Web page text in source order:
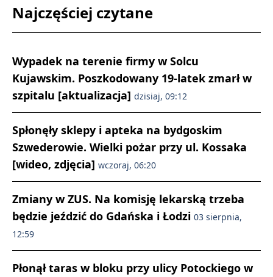
Najczęściej czytane
Wypadek na terenie firmy w Solcu
Kujawskim. Poszkodowany 19-latek zmarł w
szpitalu [aktualizacja] dzisiaj, 09:12
Spłonęły sklepy i apteka na bydgoskim
Szwederowie. Wielki pożar przy ul. Kossaka
[wideo, zdjęcia] wczoraj, 06:20
Zmiany w ZUS. Na komisję lekarską trzeba
będzie jeździć do Gdańska i Łodzi 03 sierpnia,
12:59
Płonął taras w bloku przy ulicy Potockiego w